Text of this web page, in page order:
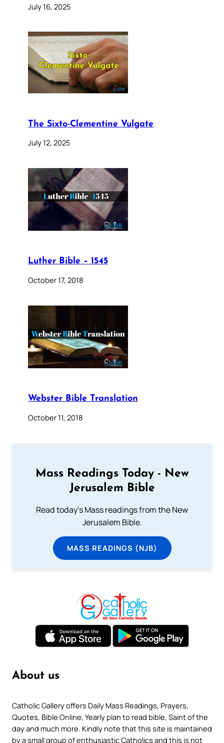
July 16, 2025
The Sixto-Clementine Vulgate
July 12, 2025
Luther Bible – 1545
October 17, 2018
Webster Bible Translation
October 11, 2018
Mass Readings Today - New
Jerusalem Bible
Read today's Mass readings from the New
Jerusalem Bible.
MASS READINGS (NJB)
About us
Catholic Gallery offers Daily Mass Readings, Prayers,
Quotes, Bible Online, Yearly plan to read bible, Saint of the
day and much more. Kindly note that this site is maintained
by a small group of enthusiastic Catholics and this is not